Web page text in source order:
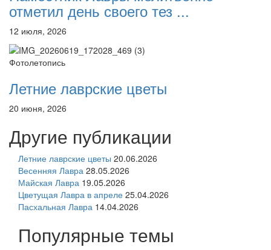
отметил день своего тез ...
12 июля, 2026
Фотолетопись
Летние лаврские цветы
20 июня, 2026
Другие публикации
Летние лаврские цветы 20.06.2026
Весенняя Лавра 28.05.2026
Майская Лавра 19.05.2026
Цветущая Лавра в апреле 25.04.2026
Пасхальная Лавра 14.04.2026
Популярные темы